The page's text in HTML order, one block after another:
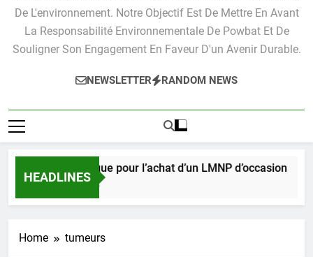
De L'environnement. Notre Objectif Est De Mettre En Avant
La Responsabilité Environnementale De Powbat Et De
Souligner Son Engagement En Faveur D'un Avenir Durable.
NEWSLETTER RANDOM NEWS
HEADLINES
Guide pratique pour l’achat d’un LMNP d’occasion
3 Semaines Ago
Home tumeurs